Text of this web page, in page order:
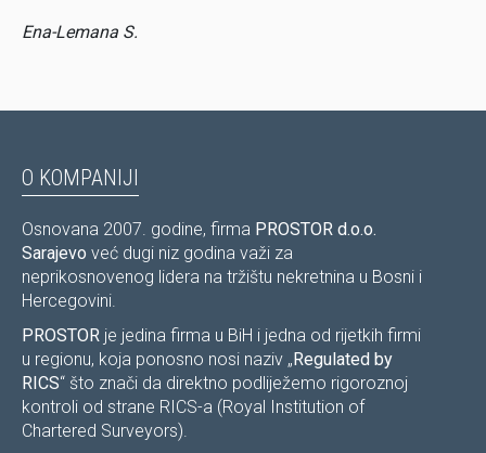
Ena-Lemana S.
O KOMPANIJI
Osnovana 2007. godine, firma PROSTOR d.o.o.
Sarajevo već dugi niz godina važi za
neprikosnovenog lidera na tržištu nekretnina u Bosni i
Hercegovini.
PROSTOR je jedina firma u BiH i jedna od rijetkih firmi
u regionu, koja ponosno nosi naziv „Regulated by
RICS“ što znači da direktno podliježemo rigoroznoj
kontroli od strane RICS-a (Royal Institution of
Chartered Surveyors).